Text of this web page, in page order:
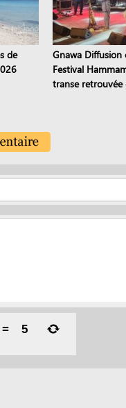
de
Gnawa Diffusion
Festival
transe
= 5